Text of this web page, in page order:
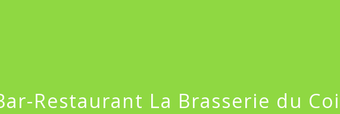
Restaurant La Brasserie du